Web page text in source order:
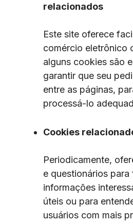
relacionados
Este site oferece
comércio eletrônico
alguns cookies são
garantir que seu
entre as páginas,
processá-lo
Cookies
Periodicamente,
e questionários para
informações
úteis ou para
usuários com mais